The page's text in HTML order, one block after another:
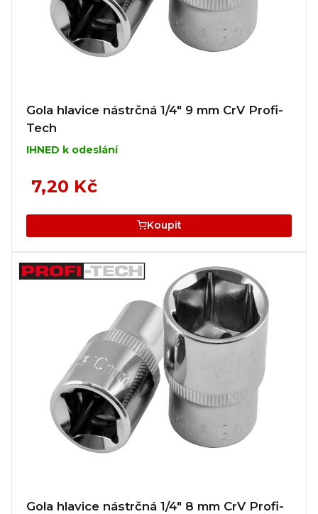
Gola hlavice nástrčná 1/4" 9 mm CrV Profi-
Tech
IHNED k odeslání
7,20 Kč
Koupit
Gola hlavice nástrčná 1/4" 8 mm CrV Profi-